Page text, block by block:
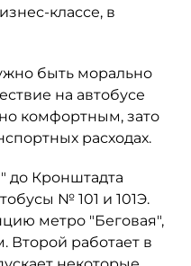
классе, в
быть морально
на автобусе
комфортным, зато
расходах.
до Кронштадта
№ 101 и 101Э.
метро "Беговая",
Второй работает в